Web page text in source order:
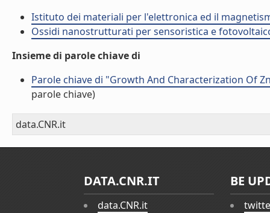
Istituto dei materiali per l'elettronica ed il
Ossidi nanostrutturati per sensoristica e fotovoltaico
Insieme di parole chiave di
Parole chiave di "Growth And Characterization Of
parole chiave)
data.CNR.it
DATA.CNR.IT
data.CNR.it
BE